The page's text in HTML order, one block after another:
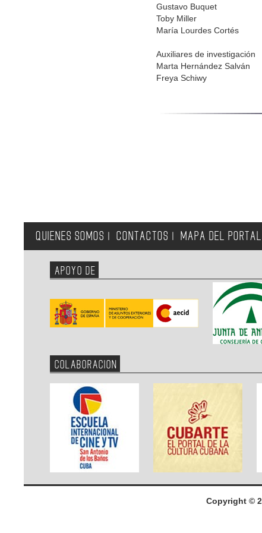
Gustavo Buquet
Toby Miller
María Lourdes Cortés
Auxiliares de investigación
Marta Hernández Salván
Freya Schiwy
QUIENES SOMOS CONTACTOS MAPA DEL PORTAL
APOYO DE
COLABORACION
Copyright ©